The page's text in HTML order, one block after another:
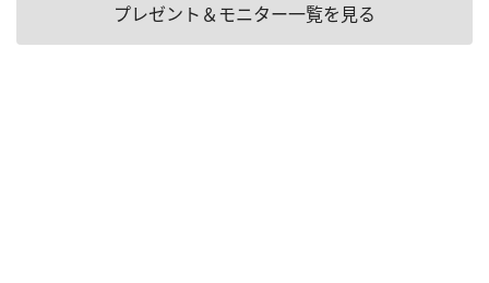
プレゼント＆モニター一覧を見る